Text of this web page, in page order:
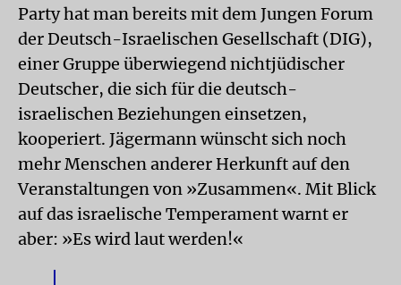
Party hat man bereits mit dem Jungen Forum
der Deutsch-Israelischen Gesellschaft (DIG),
einer Gruppe überwiegend nichtjüdischer
Deutscher, die sich für die deutsch-
israelischen Beziehungen einsetzen,
kooperiert. Jägermann wünscht sich noch
mehr Menschen anderer Herkunft auf den
Veranstaltungen von »Zusammen«. Mit Blick
auf das israelische Temperament warnt er
aber: »Es wird laut werden!«